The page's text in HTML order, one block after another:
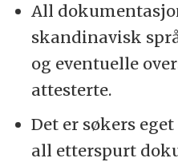
All
skandinavisk
og eventuelle
attesterte.
Det er søkers
all etterspurt